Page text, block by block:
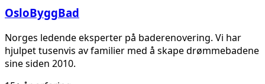
OsloByggBad
Norges ledende eksperter på baderenovering. Vi har
hjulpet tusenvis av familier med å skape drømmebadene
sine siden 2010.